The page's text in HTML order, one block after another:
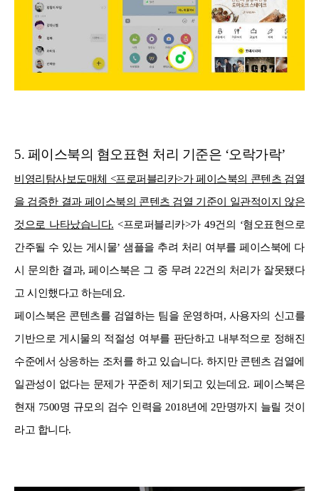
5. 페이스북의 혐오표현 처리 기준은 ‘오락가락’
비영리탐사보도매체 <프로퍼블리카>가 페이스북의 콘텐츠 검열
을 검증한 결과 페이스북의 콘텐츠 검열 기준이 일관적이지 않은
것으로 나타났습니다. <프로퍼블리카>가 49건의 ‘혐오표현으로
간주될 수 있는 게시물’ 샘플을 추려 처리 여부를 페이스북에 다
시 문의한 결과, 페이스북은 그 중 무려 22건의 처리가 잘못됐다
고 시인했다고 하는데요.
페이스북은 콘텐츠를 검열하는 팀을 운영하며, 사용자의 신고를
기반으로 게시물의 적절성 여부를 판단하고 내부적으로 정해진
수준에서 상응하는 조처를 하고 있습니다. 하지만 콘텐츠 검열에
일관성이 없다는 문제가 꾸준히 제기되고 있는데요. 페이스북은
현재 7500명 규모의 검수 인력을 2018년에 2만명까지 늘릴 것이
라고 합니다.